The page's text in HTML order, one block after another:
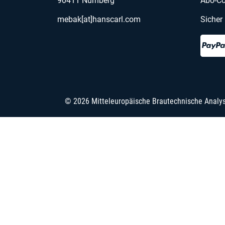
mebak[at]hanscarl.com
Sicher
© 2026 Mitteleuropäische Brautechnische